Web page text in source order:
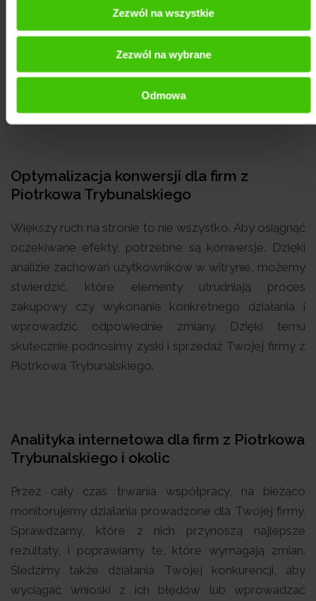
Zezwól na wszystkie
Zezwól na wybrane
Odmowa
Twoją stronę fraz kluczowych, które są istotne dla
Twojej firmy z Piotrkowa Trybunalskiego. Zadbamy
także o przejrzystą strukturę i poprawne linkowanie
wewnętrzne. Wybrane działania zależą od celów, jakie
Optymalizacja konwersji dla firm z
Piotrkowa Trybunalskiego
Większy ruch na stronie to nie wszystko. Aby osiągnąć
oczekiwane efekty, potrzebne są konwersje. Dzięki
analizie zachowań użytkowników w witrynie, możemy
stwierdzić, które elementy utrudniają proces
zakupowy czy wykonanie konkretnego działania i
wprowadzić odpowiednie zmiany. Dzięki temu
skutecznie podnosimy zyski i sprzedaż Twojej firmy z
Piotrkowa Trybunalskiego.
Analityka internetowa dla firm z Piotrkowa
Trybunalskiego i okolic
Przez cały czas trwania współpracy, na bieżąco
monitorujemy działania prowadzone dla Twojej firmy.
Sprawdzamy, które z nich przynoszą najlepsze
rezultaty, i poprawiamy te, które wymagają zmian.
Śledzimy także działania Twojej konkurencji, aby
wyciągać wnioski z ich błędów lub wprowadzać